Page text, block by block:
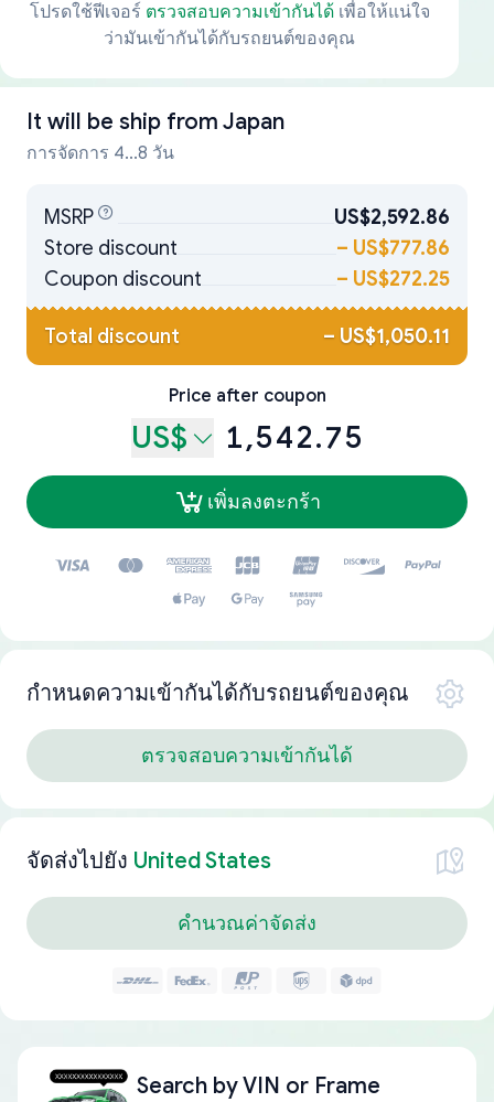
โปรดใช้ฟีเจอร์ ตรวจสอบความเข้ากันได้เพื่อให้แน่ใจ
ว่ามันเข้ากันได้กับรถยนต์ของคุณ
It will be ship from Japan
การจัดการ 4...8 วัน
MSRP
US$2,592.86
Store discount
– US$777.86
Coupon discount
– US$272.25
Total discount – US$1,050.11
Price after coupon
US$ 1,542.75
เพิ่มลงตะกร้า
กำหนดความเข้ากันได้กับรถยนต์ของคุณ
ตรวจสอบความเข้ากันได้
จัดส่งไปยัง United States
คำนวณค่าจัดส่ง
Search byVIN or Frame